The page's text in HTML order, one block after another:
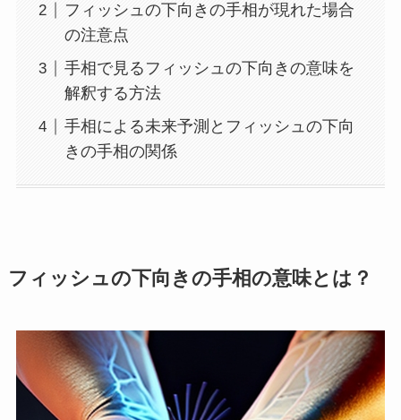
フィッシュの下向きの手相が現れた場合
の注意点
手相で見るフィッシュの下向きの意味を
解釈する方法
手相による未来予測とフィッシュの下向
きの手相の関係
フィッシュの下向きの手相の意味とは？